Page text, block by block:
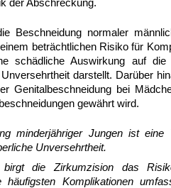
der Abschreckung.
Beschneidung normaler
beträchtlichen Risiko für
schädliche Auswirkung auf
darstellt. Darüber
Genitalbeschneidung bei
gewährt wird.
minderjähriger Jungen ist
Unversehrtheit.
birgt die Zirkumzision das
Komplikationen